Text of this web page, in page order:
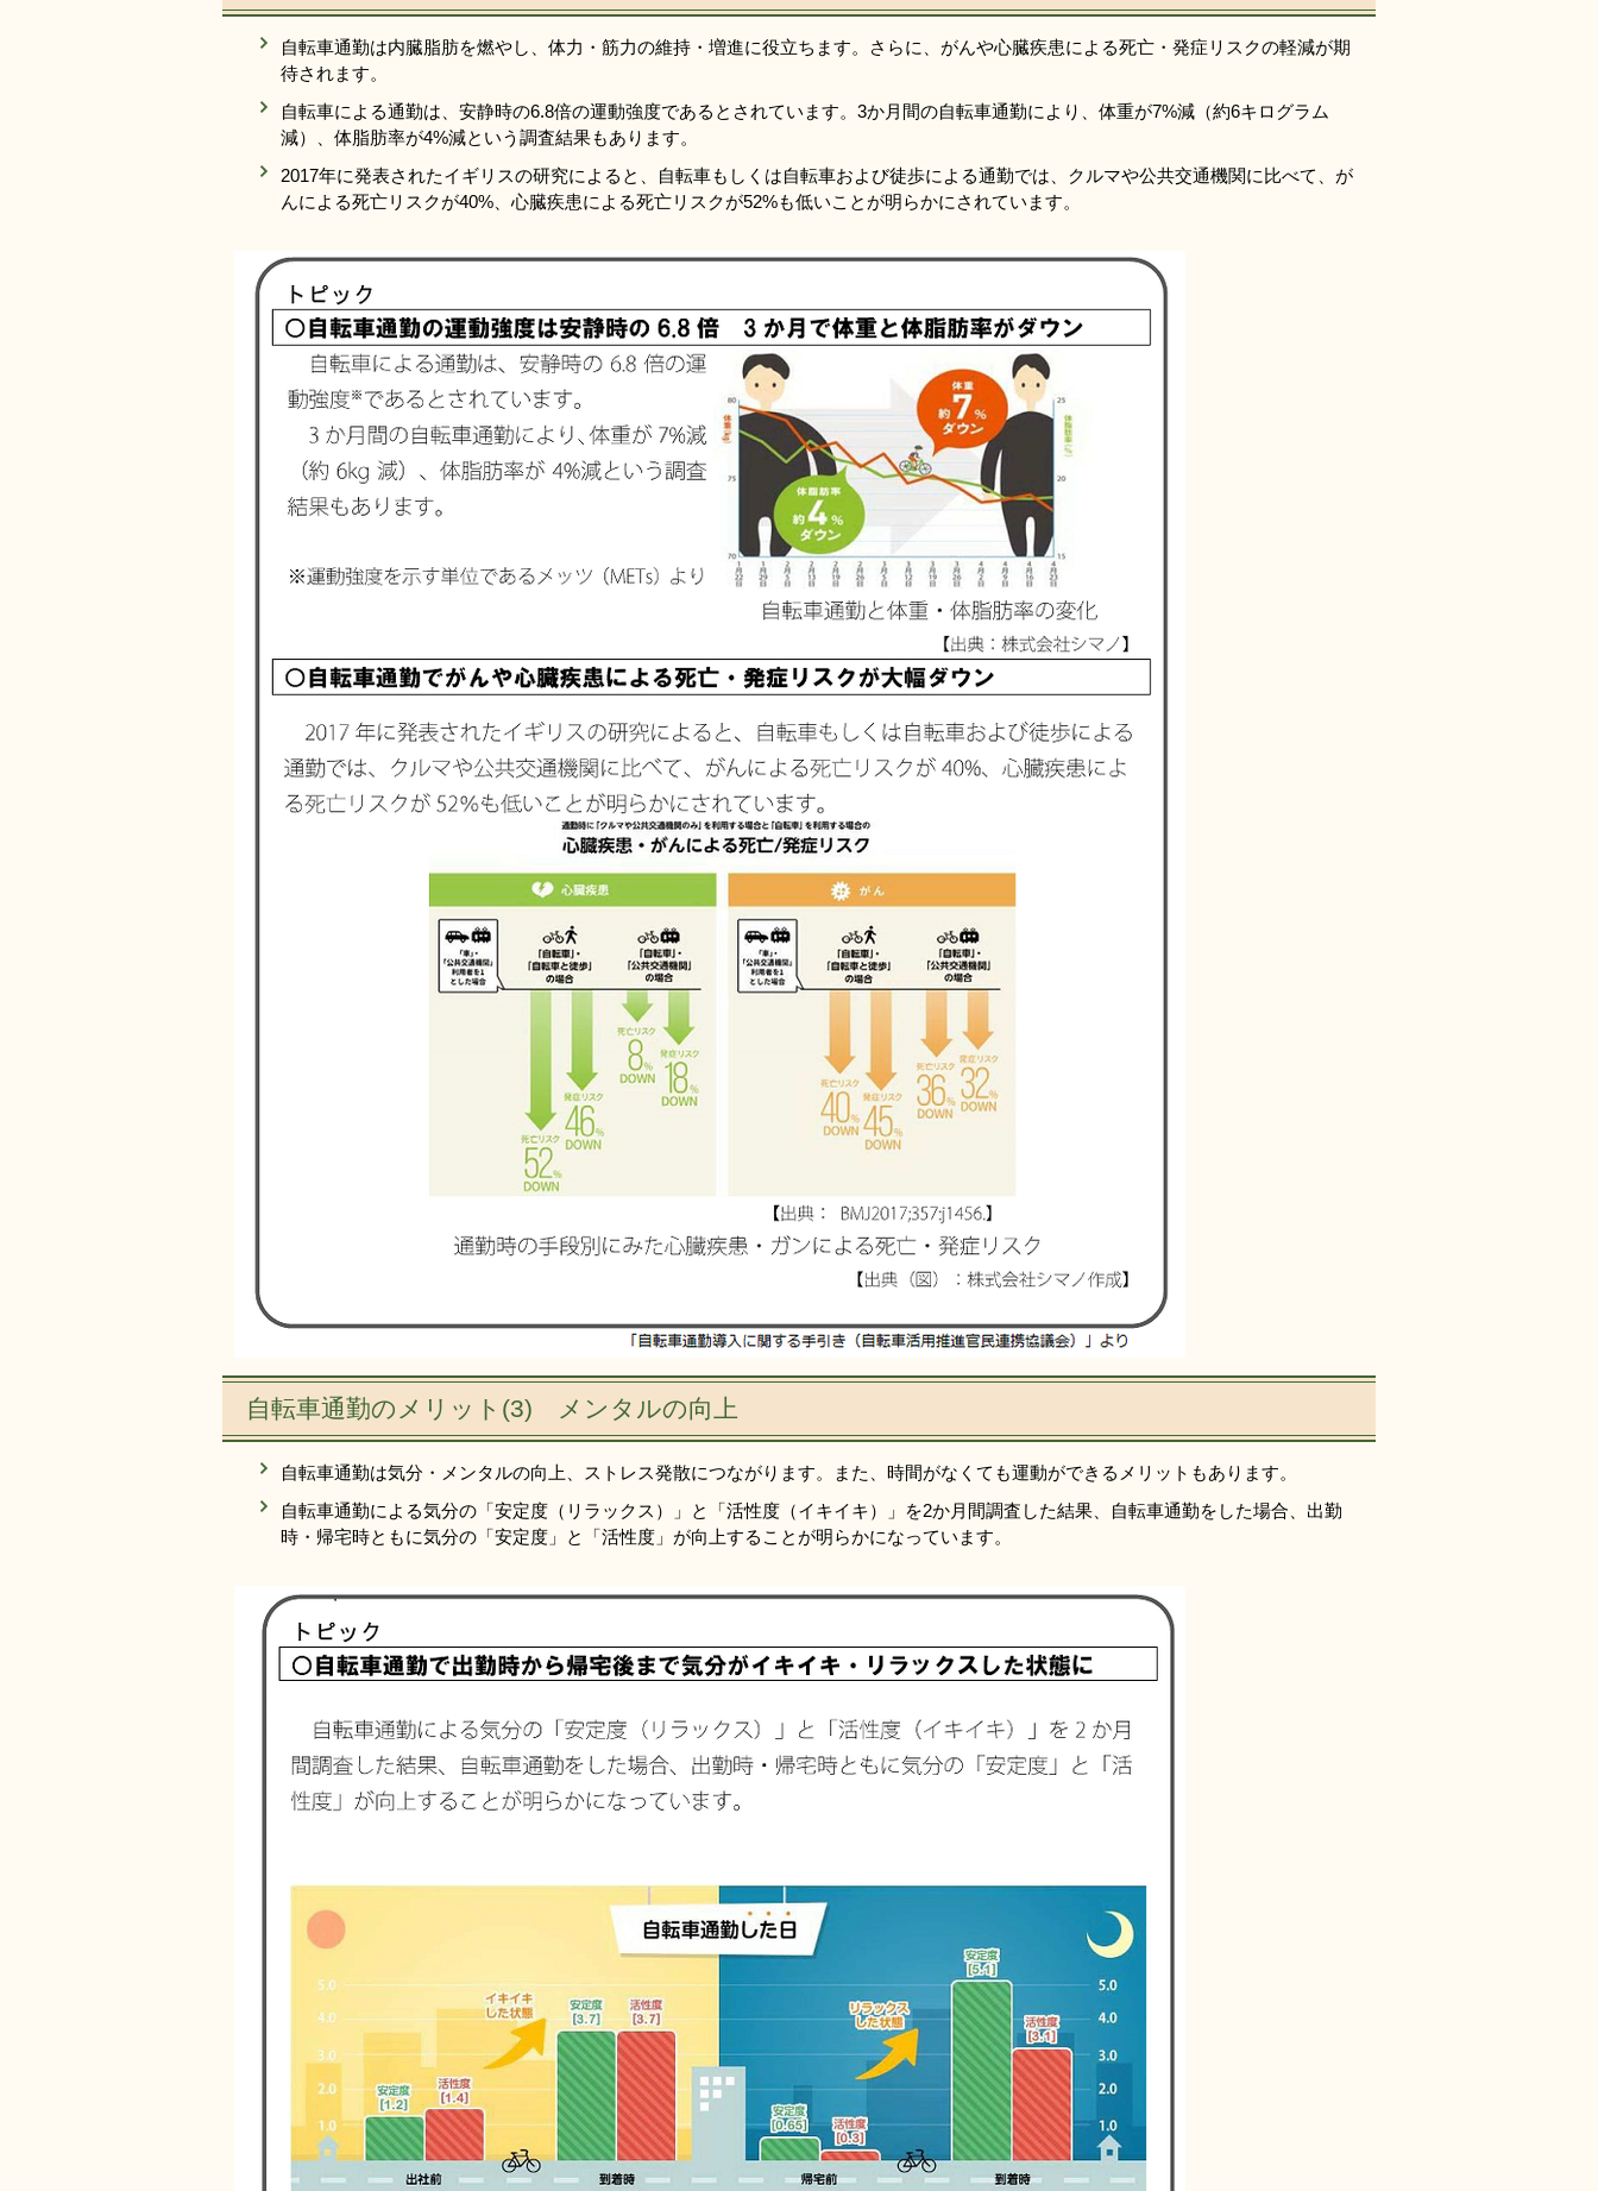
自転車通勤は内臓脂肪を燃やし、体力・筋力の維持・増進に役立ちます。さらに、がんや心臓疾患による死亡・発症リスクの軽減が期
待されます。
自転車による通勤は、安静時の6.8倍の運動強度であるとされています。3か月間の自転車通勤により、体重が7%減（約6キログラム
減）、体脂肪率が4%減という調査結果もあります。
2017年に発表されたイギリスの研究によると、自転車もしくは自転車および徒歩による通勤では、クルマや公共交通機関に比べて、が
んによる死亡リスクが40%、心臓疾患による死亡リスクが52%も低いことが明らかにされています。
自転車通勤のメリット(3) メンタルの向上
自転車通勤は気分・メンタルの向上、ストレス発散につながります。また、時間がなくても運動ができるメリットもあります。
自転車通勤による気分の「安定度（リラックス）」と「活性度（イキイキ）」を2か月間調査した結果、自転車通勤をした場合、出勤
時・帰宅時ともに気分の「安定度」と「活性度」が向上することが明らかになっています。